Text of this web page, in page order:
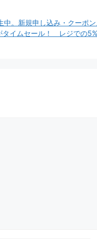
。新規申し込み・クーポ
イムセール！ レジでの